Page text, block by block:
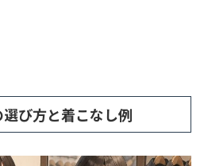
び方と着こなし例